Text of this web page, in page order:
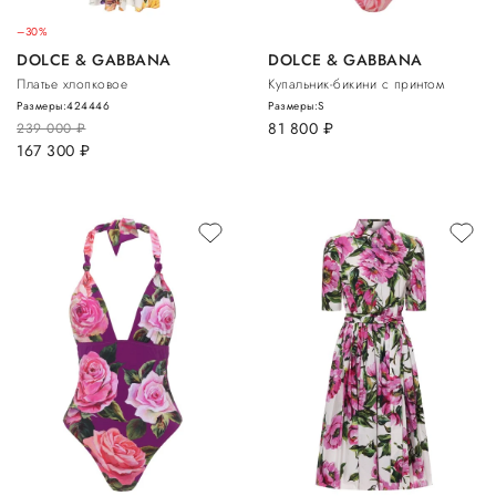
–30%
DOLCE & GABBANA
Платье хлопковое
239 000руб.
167 300 руб.
Размеры:424446
DOLCE & GABBANA
Купальник-бикини с принтом
81 800 руб.
Размеры:S